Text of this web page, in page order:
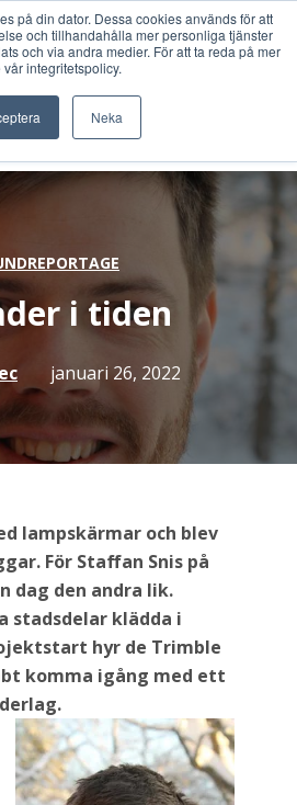
på din dator. Dessa cookies används för att
och tillhandahålla mer personliga tjänster
och via andra medier. För att ta reda på mer
integritetspolicy.
Neka
i tiden
januari 26, 2022
lampskärmar och blev
För Staffan Snis på
dag den andra lik.
stadsdelar klädda i
hyr de Trimble
komma igång med ett